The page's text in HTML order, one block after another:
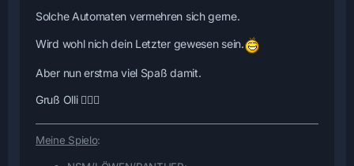
Solche Automaten vermehren sich gerne.
Wird wohl nich dein Letzter gewesen sein.
Aber nun erstma viel Spaß damit.
Gruß Olli 🙋🏻‍♂️
Meine Spielo: